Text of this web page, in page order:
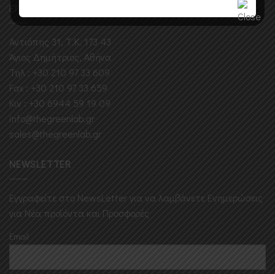
ΕΠΙΚΟΙΝΩΝΗΣΤΕ ΜΑΖΙ ΜΑΣ
Αντιόπης 31, Τ.Κ. 173 43
Άγιος Δημήτριος, Αθήνα
Τηλ : +30 210 97 33 609
Fax : +30 210 97 33 659
Κιν : +30 6944 59 19 09
info@thegreenlab.gr
sales@thegreenlab.gr
NEWSLETTER
Εγγραφείτε στο ΝewsLetter για να λαμβάνετε Ενημερώσεις
για Νέα προϊόντα και Προσφορές
Email